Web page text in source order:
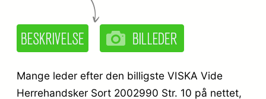
Mange leder efter den billigste VISKA Vide
Herrehandsker Sort 2002990 Str. 10 på nettet,